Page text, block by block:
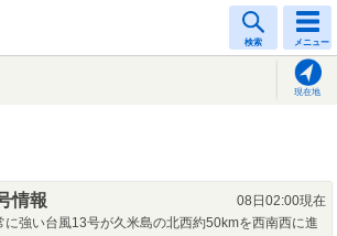
検索 メニュー
現在地
情報
08日02:00現在
に強い台風13号が久米島の北西約50kmを西南西に進